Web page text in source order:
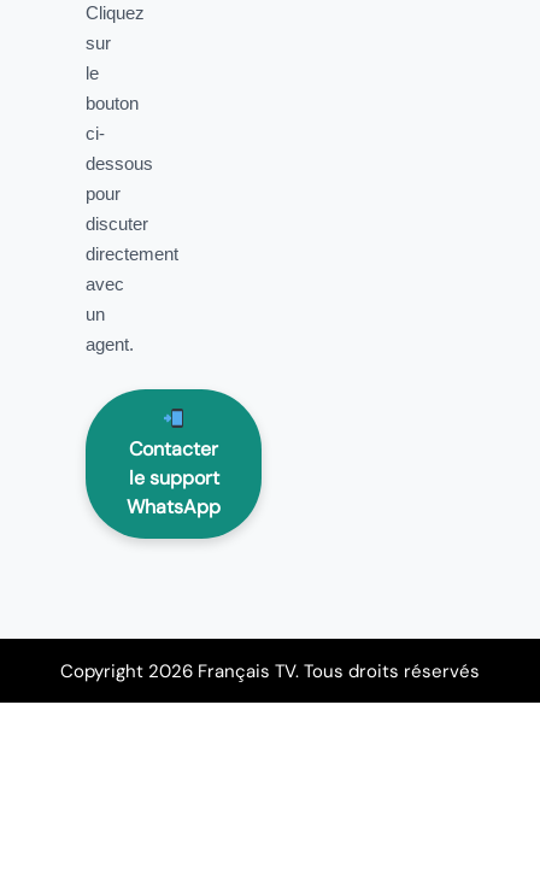
Cliquez
sur
le
bouton
ci-
dessous
pour
discuter
directement
avec
un
agent.
Contacter
le support
WhatsApp
Copyright 2026 Français TV. Tous droits réservés